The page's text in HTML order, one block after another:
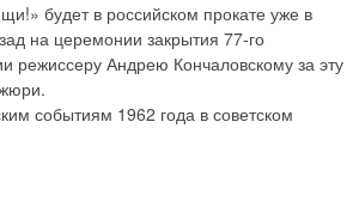
будет в российском прокате уже в
на церемонии закрытия 77-го
режиссеру Андрею Кончаловскому за эту
событиям 1962 года в советском